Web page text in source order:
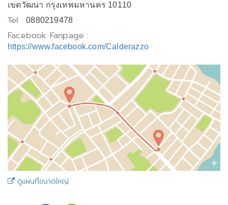
เขตวัฒนา กรุงเทพมหานคร 10110
Tel :0880219478
Facebook Fanpage :
https://www.facebook.com/Calderazzo
ดูแผนที่ขนาดใหญ่